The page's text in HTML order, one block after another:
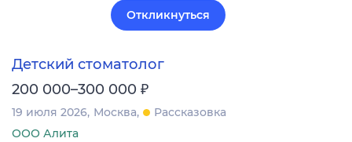
Откликнуться
Детский стоматолог
200 000–300 000 ₽
19 июля 2026 Москва
Рассказовка
ООО Алита